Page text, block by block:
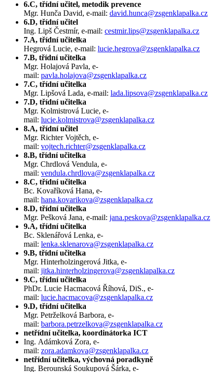
6.C, třídní učitel, metodik prevence
Mgr. Hunča David, e-mail: david.hunca@zsgenklapalka.cz
6.D, třídní učitel
Ing. Lipš Čestmír, e-mail: cestmir.lips@zsgenklapalka.cz
7.A, třídní učitelka
Hegrová Lucie, e-mail: lucie.hegrova@zsgenklapalka.cz
7.B, třídní učitelka
Mgr. Holajová Pavla, e-
mail: pavla.holajova@zsgenklapalka.cz
7.C, třídní učitelka
Mgr. Lipšová Lada, e-mail: lada.lipsova@zsgenklapalka.cz
7.D, třídní učitelka
Mgr. Kolmistrová Lucie, e-
mail: lucie.kolmistrova@zsgenklapalka.cz
8.A, třídní učitel
Mgr. Richter Vojtěch, e-
mail: vojtech.richter@zsgenklapalka.cz
8.B, třídní učitelka
Mgr. Chrdlová Vendula, e-
mail: vendula.chrdlova@zsgenklapalka.cz
8.C, třídní učitelka
Bc. Kovaříková Hana, e-
mail: hana.kovarikova@zsgenklapalka.cz
8.D, třídní učitelka
Mgr. Pešková Jana, e-mail: jana.peskova@zsgenklapalka.cz
9.A, třídní učitelka
Bc. Sklenářová Lenka, e-
mail: lenka.sklenarova@zsgenklapalka.cz
9.B, třídní učitelka
Mgr. Hinterholzingerová Jitka, e-
mail: jitka.hinterholzingerova@zsgenklapalka.cz
9.C, třídní učitelka
PhDr. Lucie Hacmacová Říhová, DiS., e-
mail: lucie.hacmacova@zsgenklapalka.cz
9.D, třídní učitelka
Mgr. Petrželková Barbora, e-
mail: barbora.petrzelkova@zsgenklapalka.cz
netřídní učitelka, koordinátorka ICT
Ing. Adámková Zora, e-
mail: zora.adamkova@zsgenklapalka.cz
netřídní učitelka, výchovná poradkyně
Ing. Berounská Soukupová Šárka, e-